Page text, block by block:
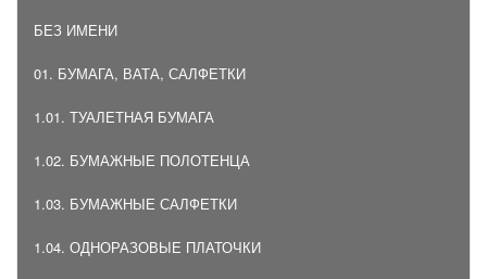
БЕЗ ИМЕНИ
01. БУМАГА, ВАТА, САЛФЕТКИ
1.01. ТУАЛЕТНАЯ БУМАГА
1.02. БУМАЖНЫЕ ПОЛОТЕНЦА
1.03. БУМАЖНЫЕ САЛФЕТКИ
1.04. ОДНОРАЗОВЫЕ ПЛАТОЧКИ